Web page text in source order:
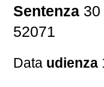
Sentenza 30
52071
Data udienza